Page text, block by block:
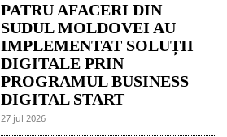
PATRU AFACERI DIN
SUDUL MOLDOVEI AU
IMPLEMENTAT SOLUȚII
DIGITALE PRIN
PROGRAMUL BUSINESS
DIGITAL START
27 jul 2026